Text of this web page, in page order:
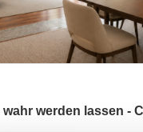
werden lassen -